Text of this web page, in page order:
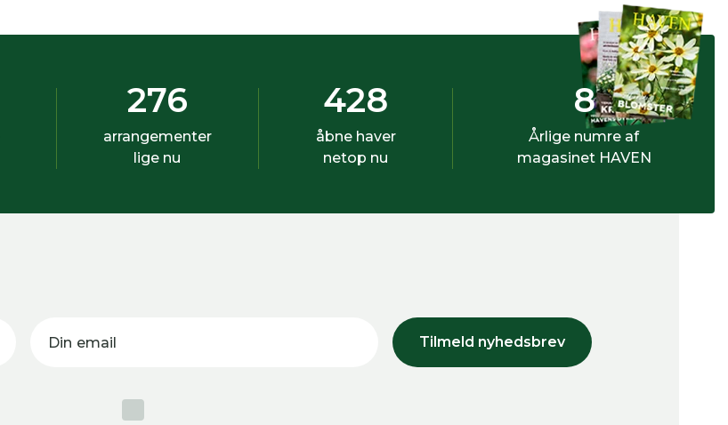
276
arrangementer
lige nu
428
åbne haver
netop nu
8
Årlige numre af
magasinet HAVEN
Din email Tilmeld nyhedsbrev